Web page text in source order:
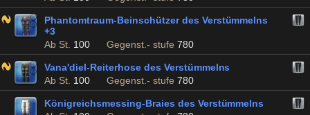
Phantomtraum-Beinschützer des Verstümmelns
+3
Ab St. 100 Gegenst.- stufe 780
Vana'diel-Reiterhose des Verstümmelns
Ab St. 100 Gegenst.- stufe 780
Königreichsmessing-Braies des Verstümmelns